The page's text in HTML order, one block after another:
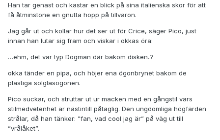
Han tar genast och kastar en blick på sina italienska skor för att
få åtminstone en gnutta hopp på tillvaron.
Jag går ut och kollar hur det ser ut för Crice, säger Pico, just
innan han lutar sig fram och viskar i okkas öra:
…ehm, det var typ Dogman där bakom disken..?
okka tänder en pipa, och höjer ena ögonbrynet bakom de
plastiga solglasögonen.
Pico suckar, och struttar ut ur macken med en gångstil vars
stilmedvetenhet är nästintill påtaglig. Den ungdomliga högfärden
strålar, då han tänker: ”fan, vad cool jag är” på väg ut till
”vrålåket”.